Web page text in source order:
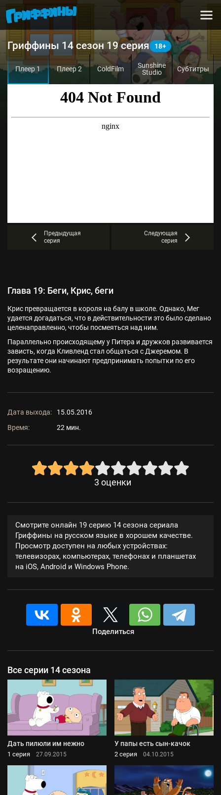
Гриффины 14 сезон 19 серия
Плеер 1 Плеер 2 ColdFilm
Sunshine
Studio
Субтитры
Предыдущая
серия
Следующая
серия
Глава 19: Беги, Крис, беги
Крис превращается в короля на балу в школе. Однако, Мег
удается догадаться, что в действительности это было сделано
целенаправленно, чтобы посмеяться над ним.
Параллельно происходящему у Питера и дружков развивается
зависть, когда Кливленд стал общаться с Джеремом. В
результате они начинают предпринимать попытки по его
возращению.
Дата выхода:
15.05.2016
Время:
22 мин.
3 оценки
Смотрите онлайн 19 серию 14 сезона сериала
Гриффины на русском языке в хорошем качестве.
Просмотр доступен на любых устройствах:
телевизорах, компьютерах, телефонах и планшетах
на iOS, Android и Windows Phone.
Поделиться
Все серии 14 сезона
Дать пилюли им нежно
1 серия 27.09.2015
У папы есть сын-качок
2 серия 04.10.2015